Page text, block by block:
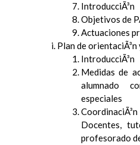
IntroducciÃ³n
Objetivos de
Actuaciones
Plan de
IntroducciÃ³n
Medidas de
alumnado
especiales
Docentes,
profesorado